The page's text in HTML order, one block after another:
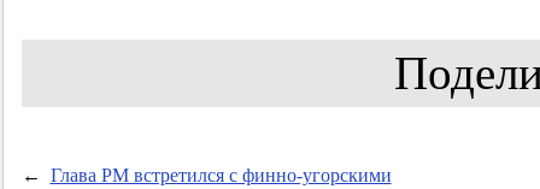
←
Глава РМ встретился с финно-угорскими